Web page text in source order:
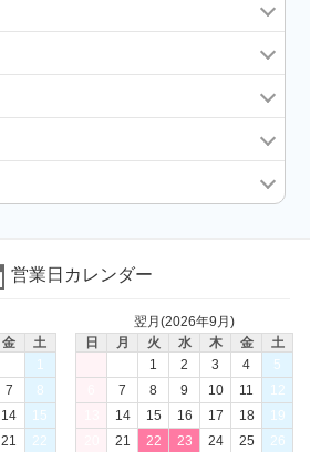
営業日カレンダー
金
土
1
7
8
14
15
21
22
翌月(2026年9月)
日
月 火 水 木 金
土
1
2 3 4
5
7 8 9 10 11
12
14 15 16 17 18
19
21 22 23 24 25
26